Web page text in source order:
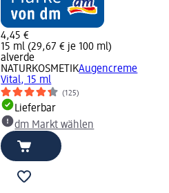
4,45 €
15 ml (29,67 € je 100 ml)
alverde
NATURKOSMETIKAugencreme
Vital, 15 ml
(125)
Lieferbar
dm Markt wählen